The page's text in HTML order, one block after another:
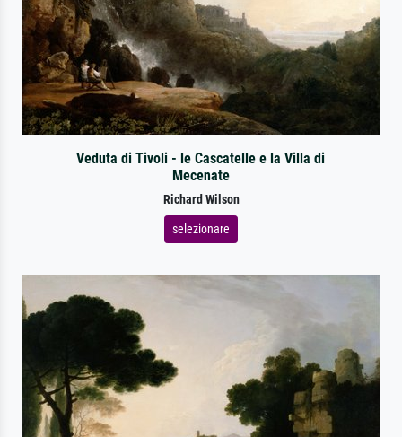
Veduta di Tivoli - le Cascatelle e la Villa di
Mecenate
Richard Wilson
selezionare